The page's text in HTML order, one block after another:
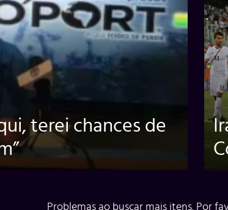
terei chances de
Problemas ao buscar mais itens. Por